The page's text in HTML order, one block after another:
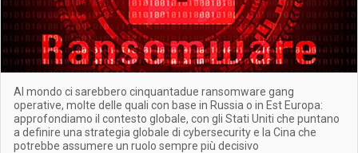
Al mondo ci sarebbero cinquantadue ransomware gang
operative, molte delle quali con base in Russia o in Est Europa:
approfondiamo il contesto globale, con gli Stati Uniti che puntano
a definire una strategia globale di cybersecurity e la Cina che
potrebbe assumere un ruolo sempre più decisivo